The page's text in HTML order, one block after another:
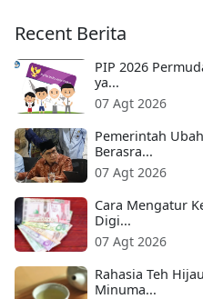
Recent Berita
PIP 2026
ya...
07 Agt 2026
Pemerintah
Berasra...
07 Agt 2026
Cara Mengatur
Digi...
07 Agt 2026
Rahasia Teh
Minuma...